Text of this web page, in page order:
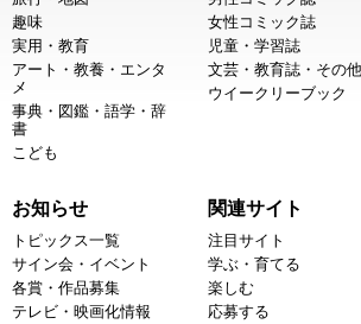
趣味
実用・教育
アート・教養・エンタ
メ
事典・図鑑・語学・辞
書
こども
女性コミック誌
児童・学習誌
文芸・教育誌・その他
ウイークリーブック
お知らせ
トピックス一覧
サイン会・イベント
各賞・作品募集
テレビ・映画化情報
関連サイト
注目サイト
学ぶ・育てる
楽しむ
応募する